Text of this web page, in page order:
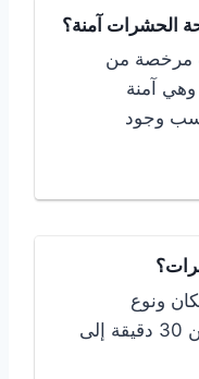
الحشرات آمنة؟
مرخصة من
وهي آمنة
وجود
ونوع
الحشرة، لكنها تتراوح عادة بين 30 دقيقة إلى